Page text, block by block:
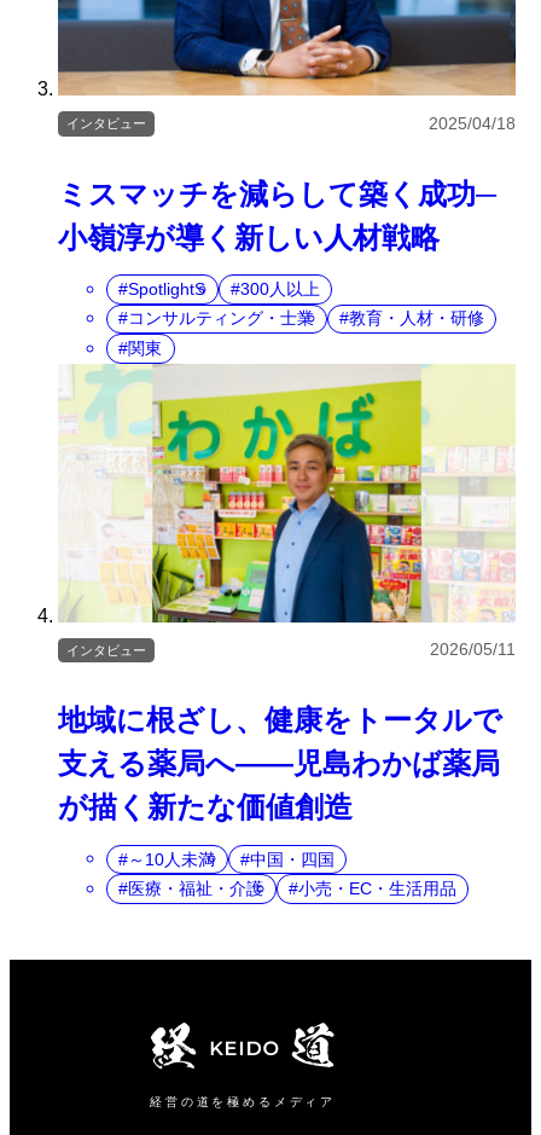
ミスマッチを減らして築く成功─
小嶺淳が導く新しい人材戦略
インタビュー 2025/04/18
SpotlightS
300人以上
コンサルティング・士業
教育・人材・研修
関東
地域に根ざし、健康をトータルで
支える薬局へ――児島わかば薬局
が描く新たな価値創造
インタビュー 2026/05/11
～10人未満
中国・四国
医療・福祉・介護
小売・EC・生活用品
経営の道を極めるメディア